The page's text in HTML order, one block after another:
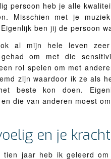
persoon heb je alle
Misschien met je
ben jij de persoon
al mijn hele leven zeer
gehad om met die
rol spelen om met
zijn waardoor ik ze als
beste kon doen.
die van anderen moest
en je
tien jaar heb ik geleerd